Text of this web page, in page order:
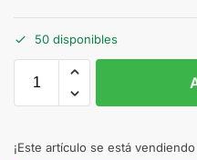
50 disponibles
¡Este artículo se está